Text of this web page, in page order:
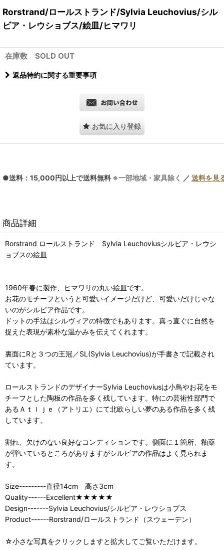
Rorstrand/ロールストランド/Sylvia Leuchovius/シル
ビア・レウショブス/絵皿/ヒマワリ
在庫数 SOLD OUT
返品特約に関する重要事項
お気に入り登録
●送料：15,000円以上で送料無料 ※一部地域・家具除く ／ 送料を見
商品詳細
Rorstrand ロールストランド Sylvia Leuchoviusシルビア・レウシ
ョブスの絵皿
1960年春に製作、ヒマワリの丸い絵皿です。
お花のモチーフというと可愛いイメージだけど、可愛いだけじゃな
いのがシルビア作品です。
ドットの手法はシルヴィアの特徴でもあります。真っ直ぐに自然を
捉えた表現が素朴な温かみを伝えてくれます。
裏面にRと３つの王冠／SL(Sylvia Leuchovius)が手書きで記載され
ています。
ロールストランドのデザイナーSylvia Leuchoviusは小鳥やお花をモ
チーフとした陶板の作品を多く残しています。特にの芸術性部門で
あるＡｔｌｊｅ（アトリエ）にて北欧らしい夢のある作品を多く残
しています。
割れ、欠けのない良好なコンディションです。側面に１箇所、釉薬
が弾いているところがありますがシルビアの作品はよく見られま
す。
Size---------直径14cm 高さ3cm
Quality------Excellent★★★★★
Design-------Sylvia Leuchovius/シルビア・レウショブス
Product------Rorstrand/ロールストランド（スウェーデン）
☆小さな写真をクリックしますと拡大してご覧いただけます。